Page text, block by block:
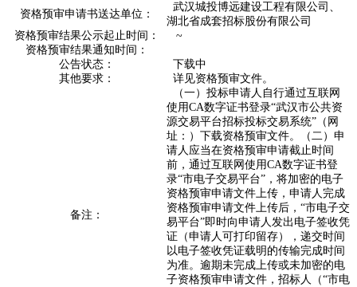
资格预审申请书送达单位：
武汉城投博远建设工程有限公司、
湖北省成套招标股份有限公司
资格预审结果公示起止时间：
~
资格预审结果通知时间：
公告状态：
下载中
其他要求：
详见资格预审文件。
备注：
（一）投标申请人自行通过互联网
使用CA数字证书登录“武汉市公共资
源交易平台招标投标交易系统”（网
址：）下载资格预审文件。（二）申
请人应当在资格预审申请截止时间
前，通过互联网使用CA数字证书登
录“市电子交易平台”，将加密的电子
资格预审申请文件上传，申请人完成
资格预审申请文件上传后，“市电子交
易平台”即时向申请人发出电子签收凭
证（申请人可打印留存），递交时间
以电子签收凭证载明的传输完成时间
为准。逾期未完成上传或未加密的电
子资格预审申请文件，招标人（“市电